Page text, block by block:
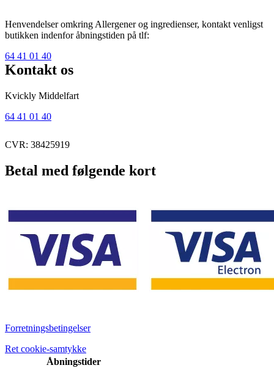
Henvendelser omkring Allergener og ingredienser, kontakt venligst
butikken indenfor åbningstiden på tlf:
64 41 01 40
Kontakt os
Kvickly Middelfart
64 41 01 40
CVR: 38425919
Betal med følgende kort
Forretningsbetingelser
Ret cookie-samtykke
Åbningstider